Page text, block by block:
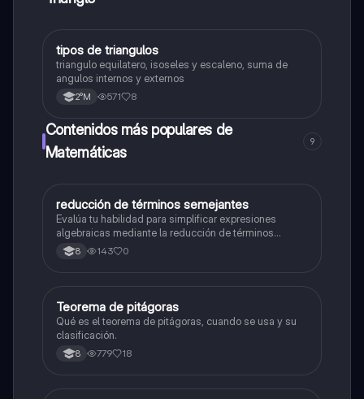
Matemáticas
tipos de triangulos
triangulo equilatero, isoseles y escaleno, suma de
angulos internos y externos
2°M 571 8
Contenidos más populares de
Matemáticas
9
Matemáticas
reducción de términos semejantes
Evalúa tu habilidad para simplificar expresiones
algebraicas mediante la reducción de términos
semejantes.
8 143 0
Matemáticas
Teorema de pitágoras
Qué es el teorema de pitágoras, cuando se usa y su
clasificación.
8 779 18